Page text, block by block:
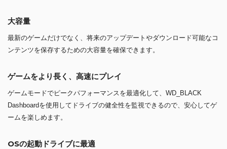
大容量
最新のゲームだけでなく、将来のアップデートやダウンロード可能なコ
ンテンツを保存するための大容量を確保できます。
ゲームをより長く、高速にプレイ
ゲームモードでピークパフォーマンスを最適化して、WD_BLACK
Dashboardを使用してドライブの健全性を監視できるので、安心してゲ
ームを楽しめます。
OSの起動ドライブに最適